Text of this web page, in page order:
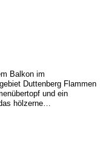
Balkon im
Duttenberg Flammen
und ein
hölzerne…